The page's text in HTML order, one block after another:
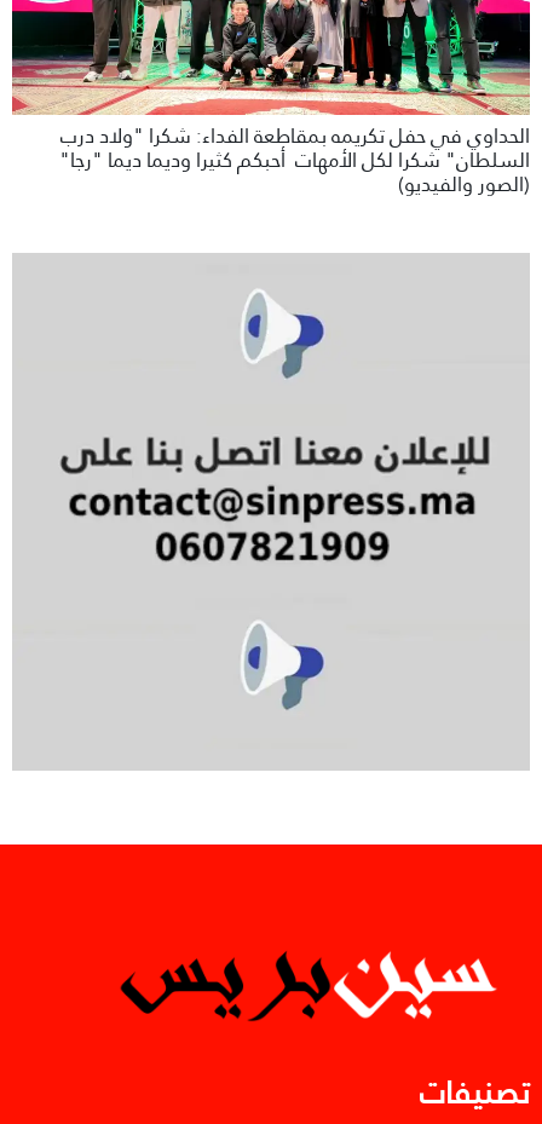
الحداوي في حفل تكريمه بمقاطعة الفداء: شكرا "ولاد درب
السلطان" شكرا لكل الأمهات أحبكم كثيرا وديما ديما "رجا"
(الصور والفيديو)
تصنيفات